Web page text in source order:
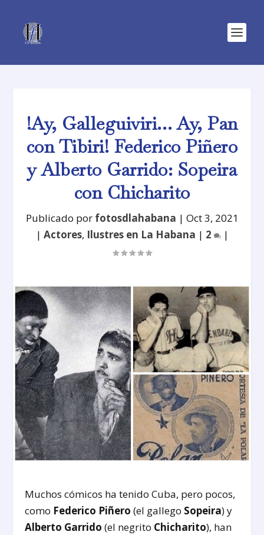
!Ay, Galleguiviri… Ay, Pan
con Tibiri! Federico Piñero
y Alberto Garrido: Sopeira
con Chicharito
Publicado por fotosdlahabana | Oct 3, 2021
| Actores, Ilustres en La Habana | 2 |
Muchos cómicos ha tenido Cuba, pero pocos,
como Federico Piñero (el gallego Sopeira) y
Alberto Garrido (el negrito Chicharito), han